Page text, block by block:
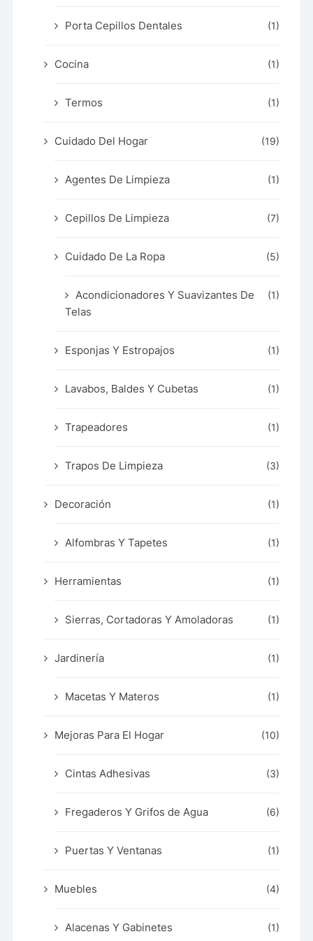
Porta Cepillos Dentales (1)
Cocina (1)
Termos (1)
Cuidado Del Hogar (19)
Agentes De Limpieza (1)
Cepillos De Limpieza (7)
Cuidado De La Ropa (5)
Acondicionadores Y Suavizantes De
Telas
(1)
Esponjas Y Estropajos (1)
Lavabos, Baldes Y Cubetas (1)
Trapeadores (1)
Trapos De Limpieza (3)
Decoración (1)
Alfombras Y Tapetes (1)
Herramientas (1)
Sierras, Cortadoras Y Amoladoras (1)
Jardinería (1)
Macetas Y Materos (1)
Mejoras Para El Hogar (10)
Cintas Adhesivas (3)
Fregaderos Y Grifos de Agua (6)
Puertas Y Ventanas (1)
Muebles (4)
Alacenas Y Gabinetes (1)